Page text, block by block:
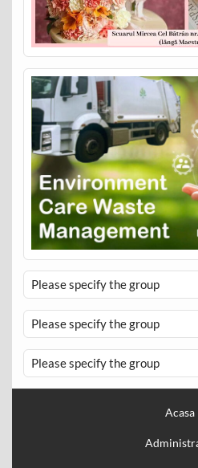
Please specify the group
Please specify the group
Please specify the group
Acasa